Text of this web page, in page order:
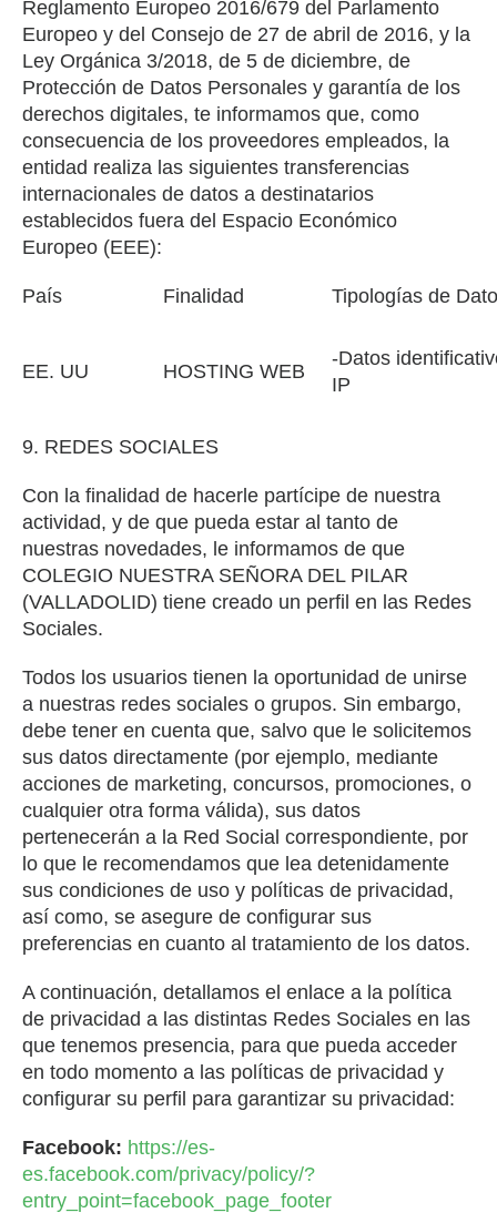
Reglamento Europeo 2016/679 del Parlamento
Europeo y del Consejo de 27 de abril de 2016, y la
Ley Orgánica 3/2018, de 5 de diciembre, de
Protección de Datos Personales y garantía de los
derechos digitales, te informamos que, como
consecuencia de los proveedores empleados, la
entidad realiza las siguientes transferencias
internacionales de datos a destinatarios
establecidos fuera del Espacio Económico
Europeo (EEE):
País Finalidad Tipologías de
EE. UU HOSTING WEB
-Datos
IP
9. REDES SOCIALES
Con la finalidad de hacerle partícipe de nuestra
actividad, y de que pueda estar al tanto de
nuestras novedades, le informamos de que
COLEGIO NUESTRA SEÑORA DEL PILAR
(VALLADOLID) tiene creado un perfil en las Redes
Sociales.
Todos los usuarios tienen la oportunidad de unirse
a nuestras redes sociales o grupos. Sin embargo,
debe tener en cuenta que, salvo que le solicitemos
sus datos directamente (por ejemplo, mediante
acciones de marketing, concursos, promociones, o
cualquier otra forma válida), sus datos
pertenecerán a la Red Social correspondiente, por
lo que le recomendamos que lea detenidamente
sus condiciones de uso y políticas de privacidad,
así como, se asegure de configurar sus
preferencias en cuanto al tratamiento de los datos.
A continuación, detallamos el enlace a la política
de privacidad a las distintas Redes Sociales en las
que tenemos presencia, para que pueda acceder
en todo momento a las políticas de privacidad y
configurar su perfil para garantizar su privacidad:
Facebook: https://es-
es.facebook.com/privacy/policy/?
entry_point=facebook_page_footer